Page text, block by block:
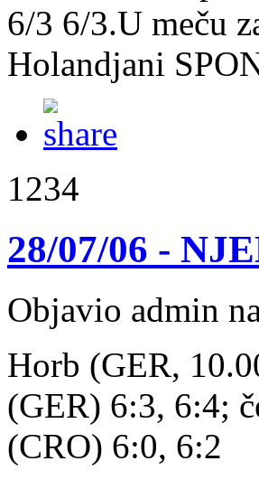
6/3 6/3.U meču
Holandjani
1234
28/07/06 -
Objavio admin
Horb (GER,
(GER) 6:3, 6:4;
(CRO) 6:0, 6:2